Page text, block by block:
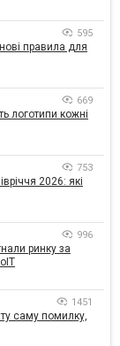
595
правила для
669
логотипи кожні
753
2026: які
996
ринку за
1451
саму помилку,